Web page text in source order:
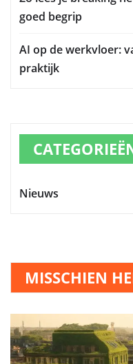
goed begrip
AI op de werkvloer:
praktijk
Nieuws
MISSCHIEN